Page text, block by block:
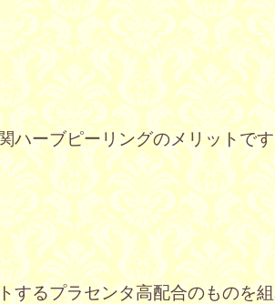
ハーブピーリングのメリットで
するプラセンタ高配合のものを